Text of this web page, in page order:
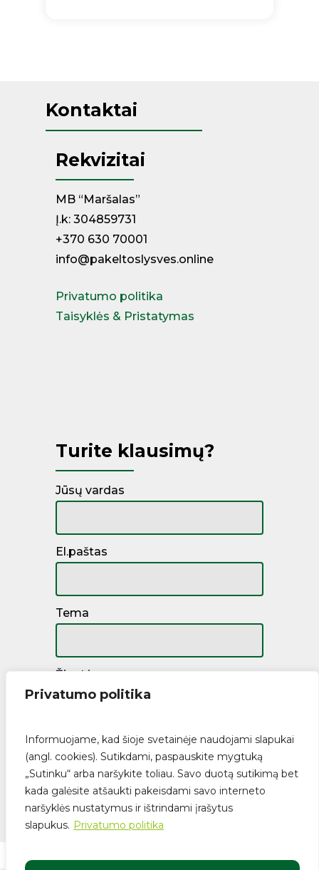
Privatumo politika
Informuojame, kad šioje svetainėje naudojami slapukai
(angl. cookies). Sutikdami, paspauskite mygtuką
„Sutinku“ arba naršykite toliau. Savo duotą sutikimą bet
kada galėsite atšaukti pakeisdami savo interneto
naršyklės nustatymus ir ištrindami įrašytus
slapukus. Privatumo politika
Suma:
Kontaktai
Rekvizitai
MB “Maršalas”
Į.k: 304859731
+370 630 70001
info@pakeltoslysves.online
Privatumo politika
Taisyklės & Pristatymas
Turite klausimų?
Jūsų vardas
El.paštas
Tema
Žinutė